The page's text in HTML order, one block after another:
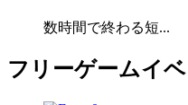
数時間で終わる短...
フリーゲームイ